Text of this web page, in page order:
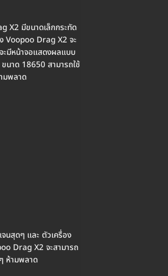
X2 มีขนาดเล็กกระทัด
Voopoo Drag X2 จะ
ะมีหน้าจอแสดงผลแบบ
นาด 18650 สามารถใช้
มพลาด
นสุดๆ และ ตัวเครื่อง
Drag X2 จะสามารถ
ห้ามพลาด